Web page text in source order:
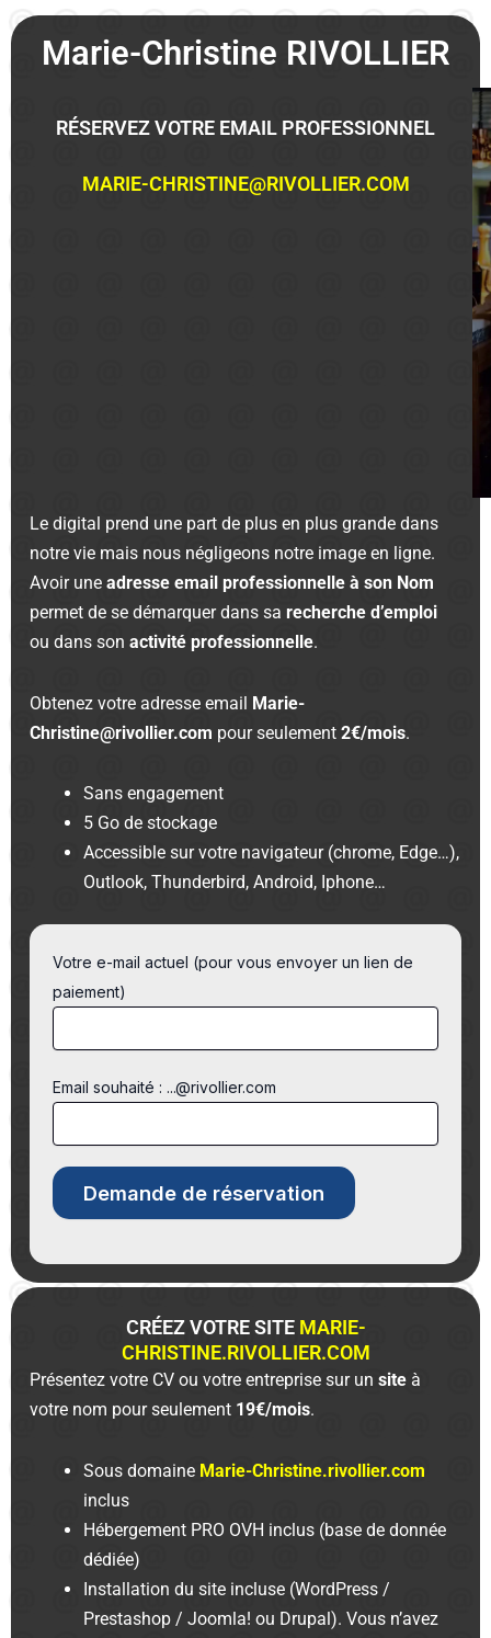
Marie-Christine RIVOLLIER
RÉSERVEZ VOTRE EMAIL PROFESSIONNEL
MARIE-CHRISTINE@RIVOLLIER.COM
Le digital prend une part de plus en plus grande dans
notre vie mais nous négligeons notre image en ligne.
Avoir uneadresse email professionnelle à son Nom
permet de se démarquer dans sarecherche d’emploi
ou dans sonactivité professionnelle.
Obtenez votre adresse email Marie-
Christine@rivollier.com pour seulement2€/mois.
Sans engagement
5 Go de stockage
Accessible sur votre navigateur (chrome, Edge…),
Outlook, Thunderbird, Android, Iphone…
Votre e-mail actuel (pour vous envoyer un lien de
paiement)
Email souhaité : ...@rivollier.com
CRÉEZ VOTRE SITE MARIE-
CHRISTINE.RIVOLLIER.COM
Présentez votre CV ou votre entreprise sur unsite à
votre nom pour seulement 19€/mois.
Sous domaine Marie-Christine.rivollier.com
inclus
Hébergement PRO OVH inclus (base de donnée
dédiée)
Installation du site incluse (WordPress /
Prestashop / Joomla! ou Drupal). Vous n’avez